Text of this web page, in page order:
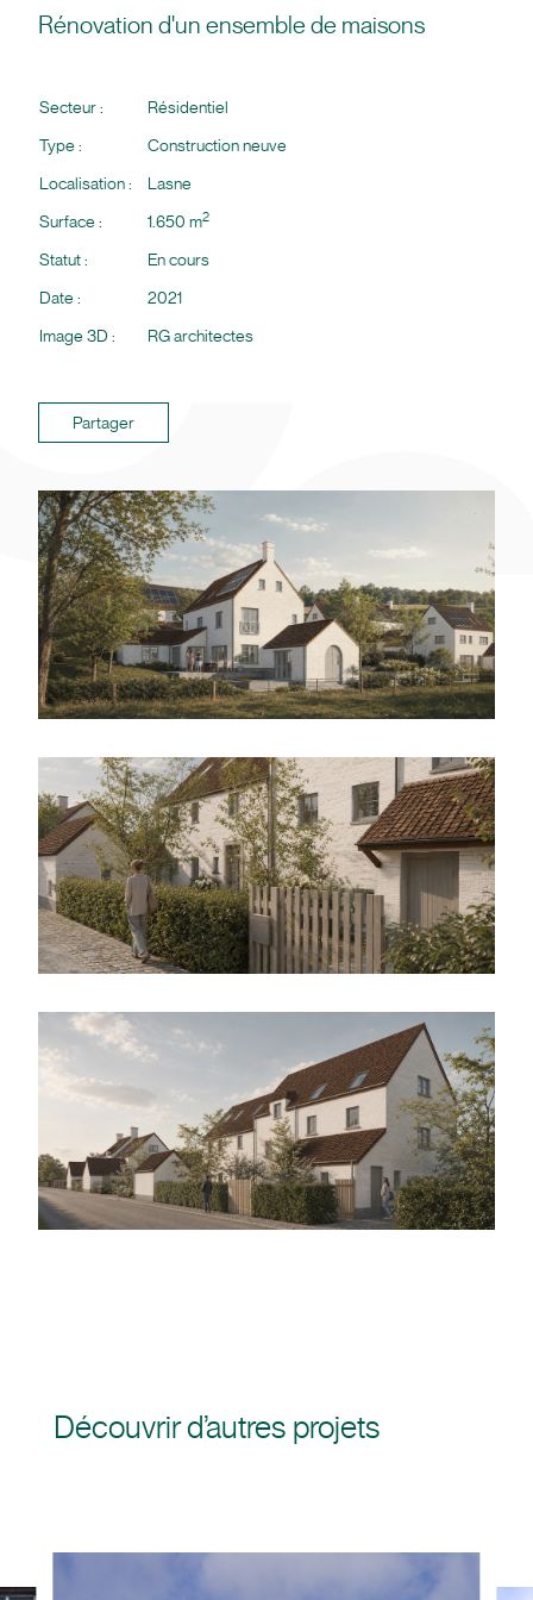
Rénovation d'un ensemble de maisons
Secteur :
Résidentiel
Type :
Construction neuve
Localisation :
Lasne
Surface :
1.650 m2
Statut :
En cours
Date :
2021
Image 3D :
RG architectes
Partager
Découvrir d’autres projets